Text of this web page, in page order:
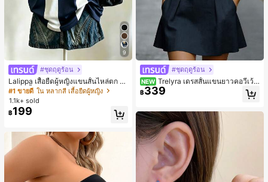
9
#ชุดฤดูร้อน
Lalippa เสื้อยืดผู้หญิงแขนสั้นไหล่ตก ค
อวีปกเสื้อ ลายพิมพ์ดิจิทัลลายทาง สไตล์
สปอร์ตแฟชั่นมินิมอล ของขวัญสำหรับเ
พื่อน
#1 ขายดี ใน หลากสี เสื้อยืดผู้หญิง
1.1k+ sold
฿199
#ชุดฤดูร้อน
NEW Trelyra เดรสสั้นแขนยาวคอวีเว้า
สีพื้นสำหรับผู้หญิง
฿339